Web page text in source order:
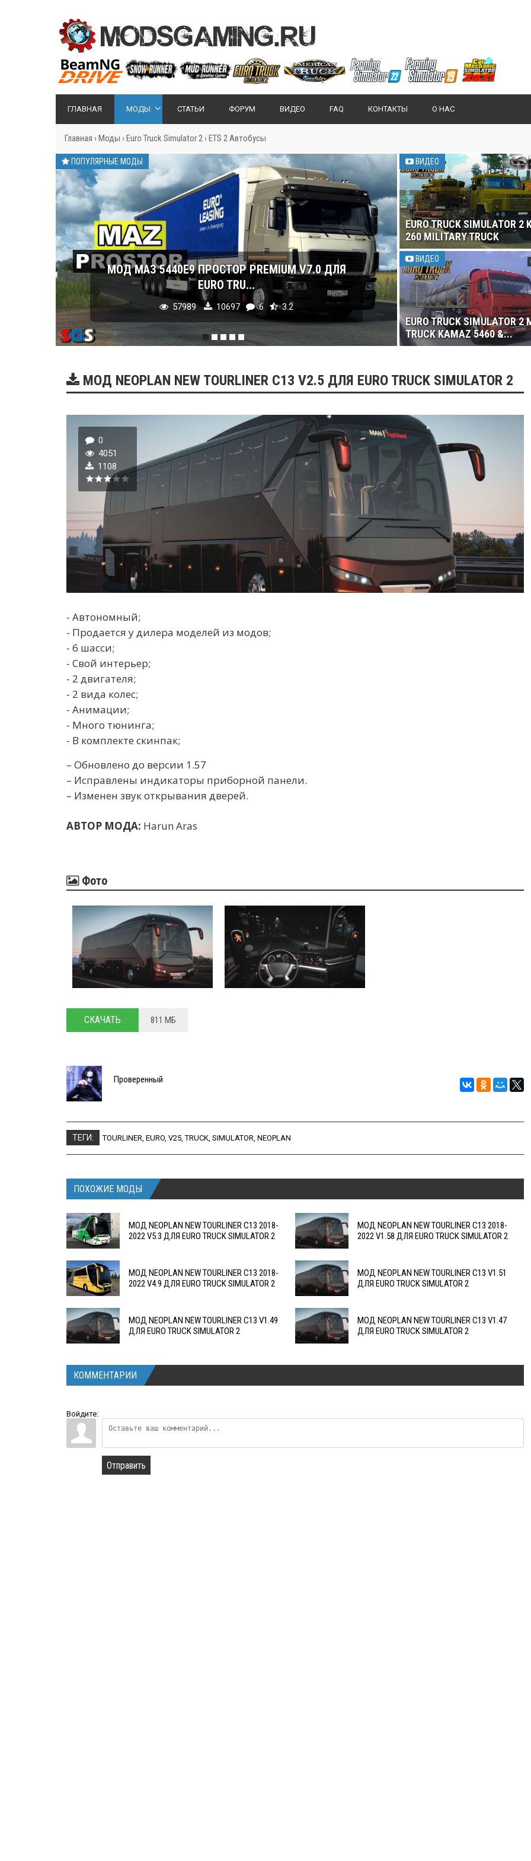
ГЛАВНАЯ МОДЫ СТАТЬИ ФОРУМ ВИДЕО FAQ КОНТАКТЫ О НАС
Главная ›Моды ›Euro Truck Simulator 2 ›ETS 2 Автобусы
ПОПУЛЯРНЫЕ МОДЫ
МОД МАЗ 5440E9 ПРОСТОР PREMIUM V7.0 ДЛЯ
EURO TRU...
57989 10697 6 3.2
ВИДЕО
EURO TRUCK SIMULATOR 2
260 MILITARY TRUCK
ВИДЕО
EURO TRUCK SIMULATOR 2
TRUCK KAMAZ 5460 &...
МОД NEOPLAN NEW TOURLINER C13 V2.5 ДЛЯ EURO TRUCK SIMULATOR 2
0
4051
1108
- Автономный;
- Продается у дилера моделей из модов;
- 6 шасси;
- Свой интерьер;
- 2 двигателя;
- 2 вида колес;
- Анимации;
- Много тюнинга;
- В комплекте скинпак;
– Обновлено до версии 1.57
– Исправлены индикаторы приборной панели.
– Изменен звук открывания дверей.
АВТОР МОДА: Harun Aras
Фото
СКАЧАТЬ 811 МБ
Проверенный
ТЕГИ: TOURLINER, EURO, V25,TRUCK, SIMULATOR, NEOPLAN
ПОХОЖИЕ МОДЫ
МОД NEOPLAN NEW TOURLINER C13 2018-
2022 V5.3 ДЛЯ EURO TRUCK SIMULATOR 2
МОД NEOPLAN NEW TOURLINER C13 2018-
2022 V1.58 ДЛЯ EURO TRUCK SIMULATOR 2
МОД NEOPLAN NEW TOURLINER C13 2018-
2022 V4.9 ДЛЯ EURO TRUCK SIMULATOR 2
МОД NEOPLAN NEW TOURLINER C13 V1.51
ДЛЯ EURO TRUCK SIMULATOR 2
МОД NEOPLAN NEW TOURLINER C13 V1.49
ДЛЯ EURO TRUCK SIMULATOR 2
МОД NEOPLAN NEW TOURLINER C13 V1.47
ДЛЯ EURO TRUCK SIMULATOR 2
КОММЕНТАРИИ
Войдите:
Отправить